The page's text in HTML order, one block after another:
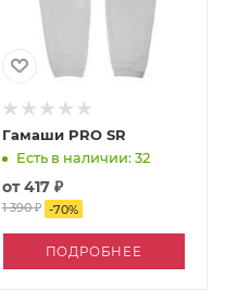
Гамаши PRO SR
Есть в наличии: 32
от417 ₽
1 390 ₽ -70%
ПОДРОБНЕЕ